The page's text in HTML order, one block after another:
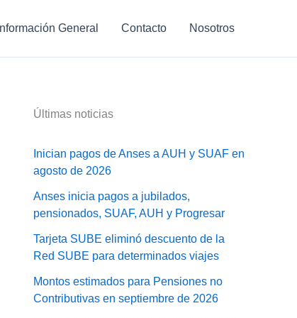
Información General Contacto Nosotros
Últimas noticias
Inician pagos de Anses a AUH y SUAF en
agosto de 2026
Anses inicia pagos a jubilados,
pensionados, SUAF, AUH y Progresar
Tarjeta SUBE eliminó descuento de la
Red SUBE para determinados viajes
Montos estimados para Pensiones no
Contributivas en septiembre de 2026